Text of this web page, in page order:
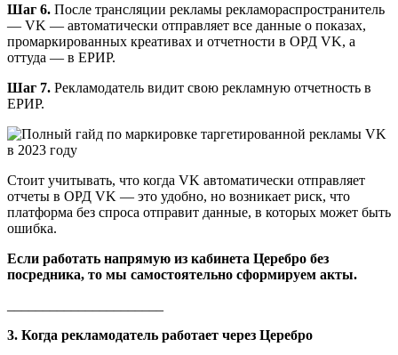
Шаг 6. После трансляции рекламы рекламораспространитель
— VK — автоматически отправляет все данные о показах,
промаркированных креативах и отчетности в ОРД VK, а
оттуда — в ЕРИР.
Шаг 7. Рекламодатель видит свою рекламную отчетность в
ЕРИР.
Стоит учитывать, что когда VK автоматически отправляет
отчеты в ОРД VK — это удобно, но возникает риск, что
платформа без спроса отправит данные, в которых может быть
ошибка.
Если работать напрямую из кабинета Церебро без
посредника, то мы самостоятельно сформируем акты.
3. Когда рекламодатель работает через Церебро